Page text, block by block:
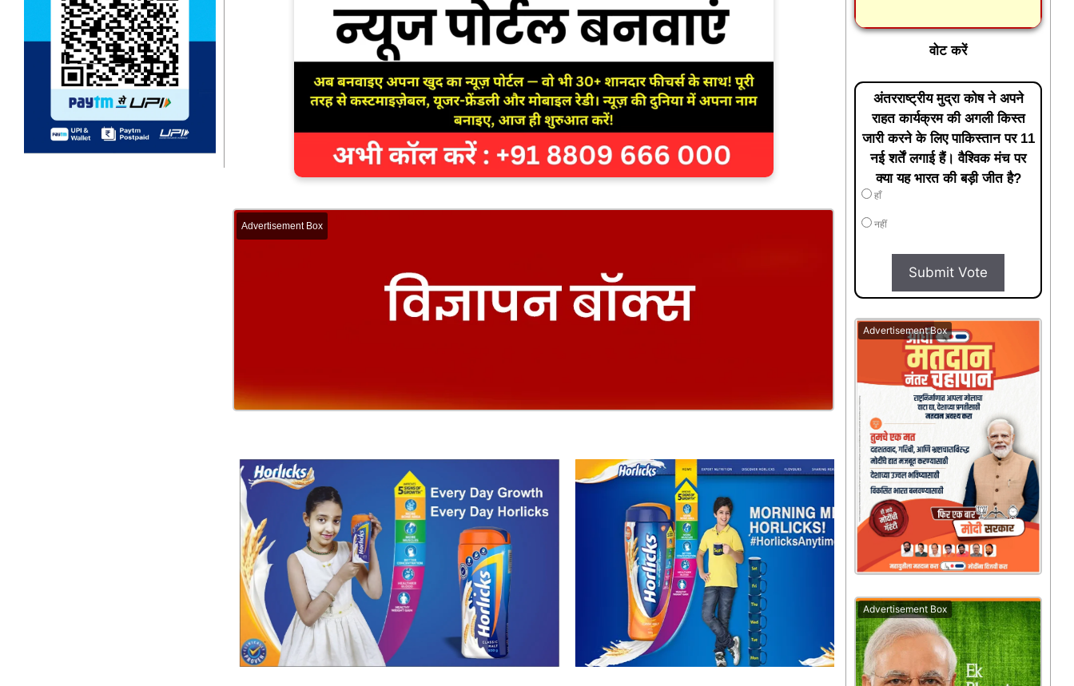
Advertisement Box
वोट करें
अंतरराष्ट्रीय मुद्रा कोष ने अपने
राहत कार्यक्रम की अगली किस्त
जारी करने के लिए पाकिस्तान पर 11
नई शर्तें लगाई हैं। वैश्विक मंच पर
क्या यह भारत की बड़ी जीत है?
हाँ
नहीं
Submit Vote
Advertisement Box
Advertisement Box